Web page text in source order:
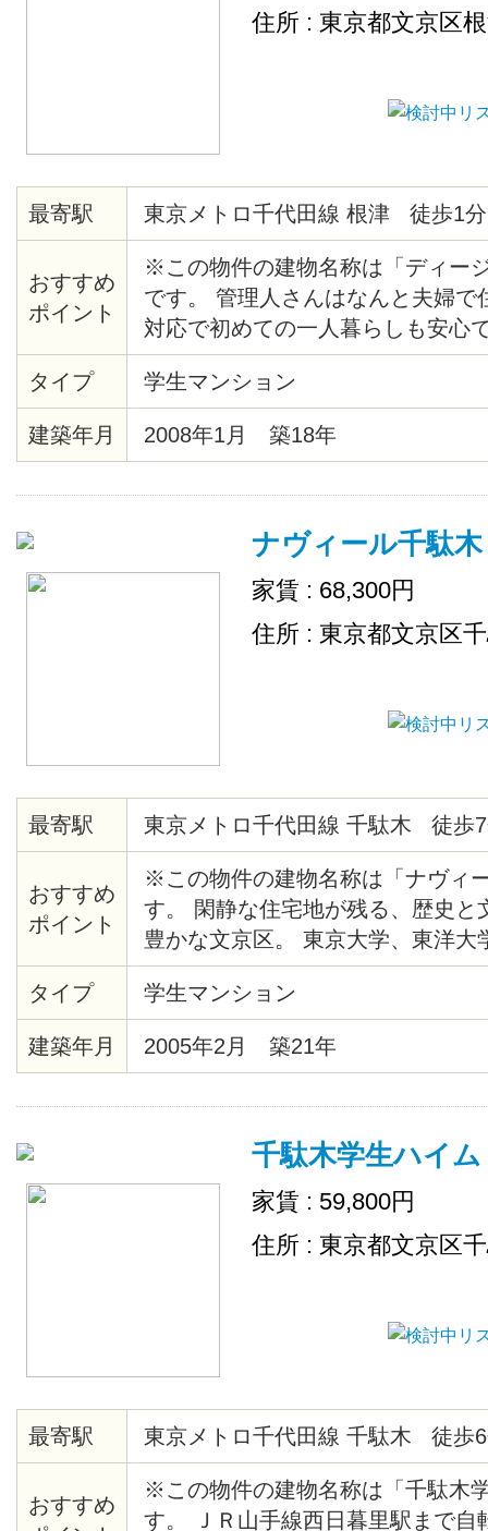
住所 : 東京都文京区
最寄駅 東京メトロ千代田線 根津 徒歩1
おすすめ
ポイント
※この物件の建物名称は「ディー
です。 管理人さんはなんと夫婦で
対応で初めての一人暮らしも安心
りて地上に上がると、目の前にマ
らマンションまでの近さも魅力で
で営業しているスーパーも物件目
屋から歴史根付く根津の町を見渡
タイプ 学生マンション
建築年月 2008年1月 築18年
ナヴィール千駄木
家賃 : 68,300円
住所 : 東京都文京区
最寄駅 東京メトロ千代田線 千駄木 徒歩
おすすめ
ポイント
※この物件の建物名称は「ナヴィ
す。 閑静な住宅地が残る、歴史と
豊かな文京区。 東京大学、東洋大
手線も自転車圏内の人気エリアで
めのシンクに、その横にはまな板
ース。 さらに 2口コンロで使い勝
理好きの方には嬉しいですね！
タイプ 学生マンション
建築年月 2005年2月 築21年
千駄木学生ハイム
家賃 : 59,800円
住所 : 東京都文京区
最寄駅 東京メトロ千代田線 千駄木 徒歩
おすすめ
※この物件の建物名称は「千駄木
す。 ＪＲ山手線西日暮里駅まで自